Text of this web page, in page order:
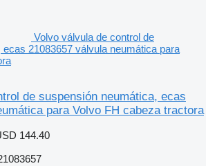
Volvo válvula de control de
21083657 válvula neumática para
de suspensión neumática, ecas
para Volvo FH cabeza tractora
144.40